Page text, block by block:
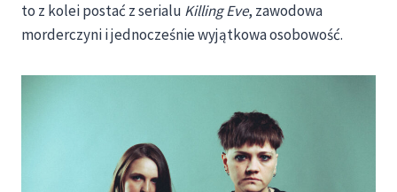
to z kolei postać z serialu Killing Eve, zawodowa
morderczyni i jednocześnie wyjątkowa osobowość.